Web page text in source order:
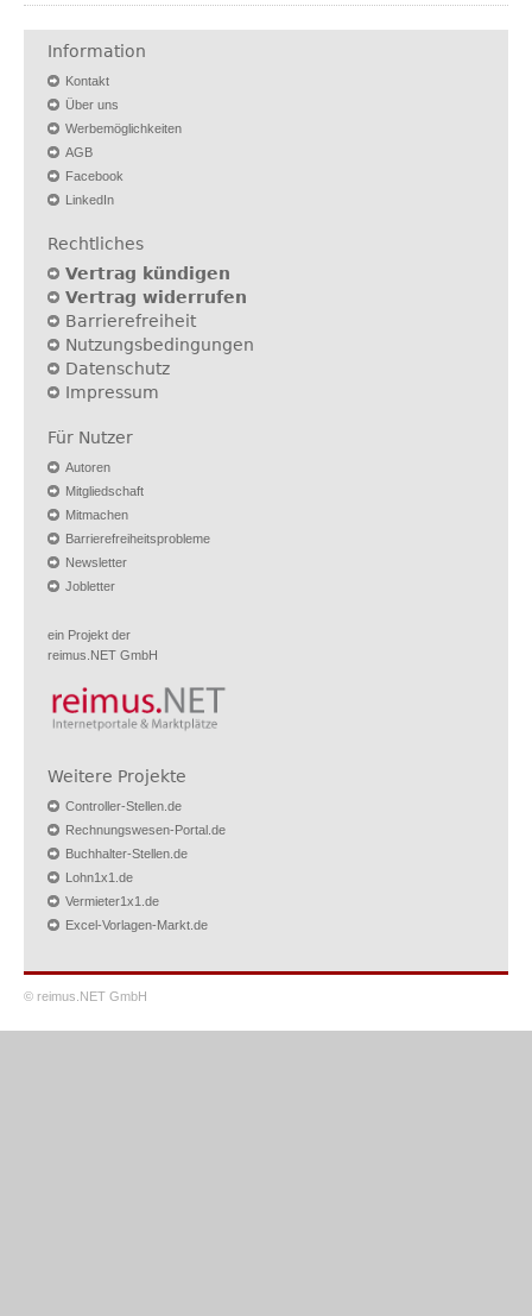
Information
Kontakt
Über uns
Werbemöglichkeiten
AGB
Facebook
LinkedIn
Rechtliches
Vertrag kündigen
Vertrag widerrufen
Barrierefreiheit
Nutzungsbedingungen
Datenschutz
Impressum
Für Nutzer
Autoren
Mitgliedschaft
Mitmachen
Barrierefreiheitsprobleme
Newsletter
Jobletter
ein Projekt der
reimus.NET GmbH
Weitere Projekte
Controller-Stellen.de
Rechnungswesen-Portal.de
Buchhalter-Stellen.de
Lohn1x1.de
Vermieter1x1.de
Excel-Vorlagen-Markt.de
© reimus.NET GmbH